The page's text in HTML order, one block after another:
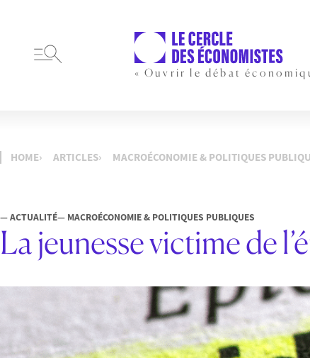
« Ouvrir le débat
HOME ARTICLES MACROÉCONOMIE & POLITIQUES
— ACTUALITÉ— MACROÉCONOMIE & POLITIQUES PUBLIQUES
La jeunesse victime de